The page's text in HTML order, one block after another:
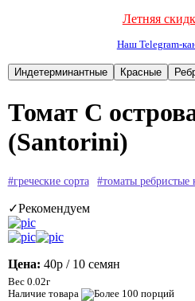
Летняя
Наш Telegram-
Томат С
(Santorini)
#греческие сорта #томаты ребристые
✓Рекомендуем
Цена: 40р / 10 семян
Вес 0.02г
Наличие товара